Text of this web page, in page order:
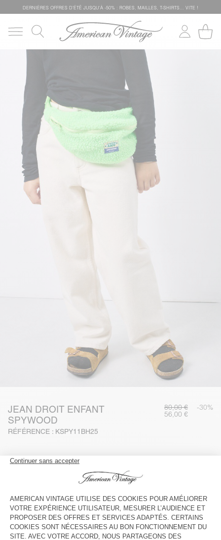
DERNIÈRES OFFRES D'ÉTÊ JUSQU'À -50% : ROBES, MAILLES, T-SHIRTS... VITE !
JEAN DROIT ENFANT
SPYWOOD
RÉFÉRENCE : KSPY11BH25
80,00 € -30%
56,00 €
COULEUR| ECRU
3 5 7 9 11 13
GUIDE DES TAILLES